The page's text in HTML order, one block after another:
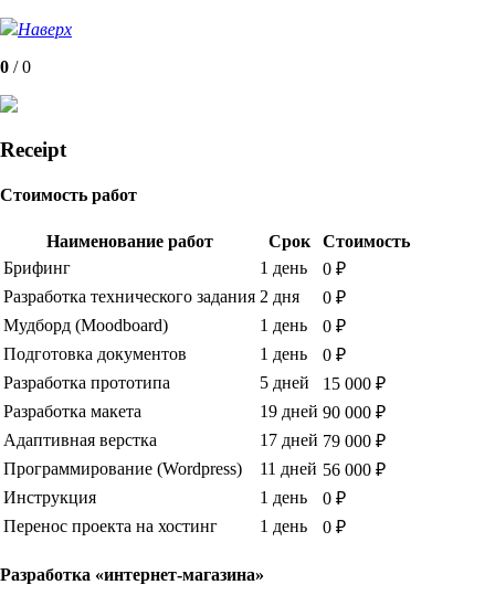
Наверх
0 /0
Receipt
Стоимость работ
Наименование работ Срок
Стоимость
Брифинг
1 день
0 ₽
Разработка технического задания 2 дня
0 ₽
Мудборд (Moodboard)
1 день
0 ₽
Подготовка документов
1 день
0 ₽
Разработка прототипа
5 дней
15 000 ₽
Разработка макета
19 дней 90 000 ₽
Адаптивная верстка
17 дней 79 000 ₽
Программирование (Wordpress)
11 дней 56 000 ₽
Инструкция
1 день
0 ₽
Перенос проекта на хостинг
1 день 0 ₽
Разработка «интернет-магазина»